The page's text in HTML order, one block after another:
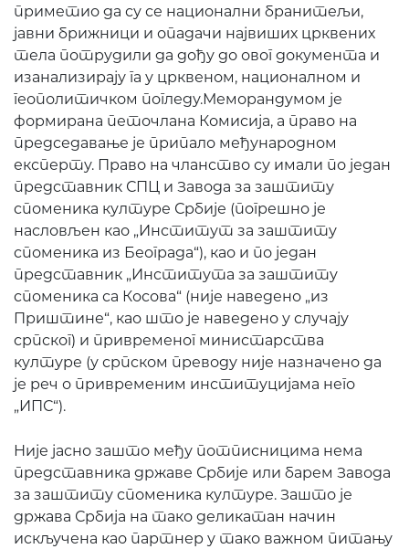
приметио да су се национални бранитељи,
јавни брижници и опадачи највиших црквених
тела потрудили да дођу до овог документа и
изанализирају га у црквеном, националном и
геополитичком погледу.Меморандумом је
формирана петочлана Комисија, а право на
председавање је припало међународном
експерту. Право на чланство су имали по један
представник СПЦ и Завода за заштиту
споменика културе Србије (погрешно је
насловљен као „Институт за заштиту
споменика из Београда“), као и по један
представник „Института за заштиту
споменика са Косова“ (није наведено „из
Приштине“, као што је наведено у случају
српског) и привременог министарства
културе (у српском преводу није назначено да
је реч о привременим институцијама него
„ИПС“).
Није јасно зашто међу потписницима нема
представника државе Србије или барем Завода
за заштиту споменика културе. Зашто је
држава Србија на тако деликатан начин
искључена као партнер у тако важном питању